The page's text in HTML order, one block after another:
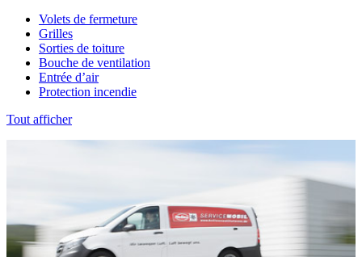
Volets de fermeture
Grilles
Sorties de toiture
Bouche de ventilation
Entrée d’air
Protection incendie
Tout afficher